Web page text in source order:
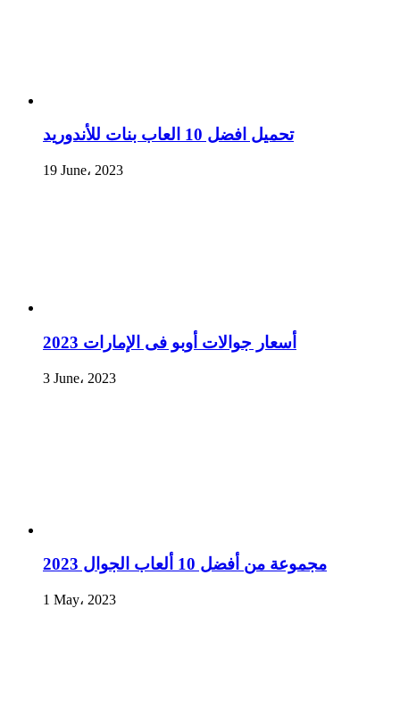
تحميل افضل 10 العاب بنات للأندوريد
19 June، 2023
أسعار جوالات أوبو فى الإمارات 2023
3 June، 2023
مجموعة من أفضل 10 ألعاب الجوال 2023
1 May، 2023